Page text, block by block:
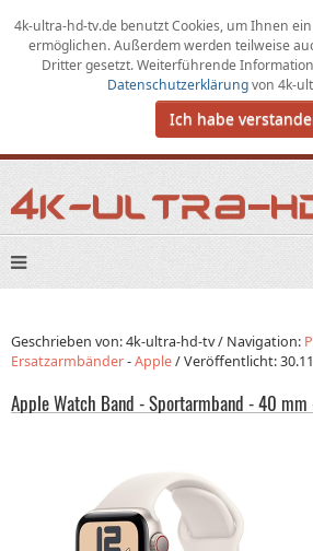
4k-ultra-hd-tv.de benutzt Cookies, umIhnen
ermöglichen.Außerdem werden teilweise
Dritter gesetzt. Weiterführende
Datenschutzerklärungvon 4k-
Ich habe
Geschrieben von: 4k-ultra-hd-tv / Navigation:
Ersatzarmbänder-Apple/Veröffentlicht:
Apple Watch Band - Sportarmband - 40